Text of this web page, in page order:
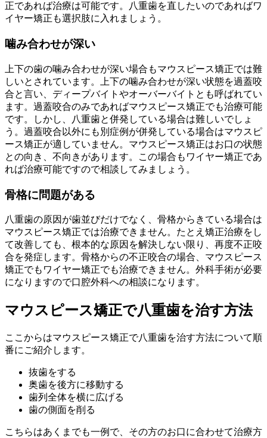
正であれば治療は可能です。八重歯を直したいのであればワ
イヤー矯正も選択肢に入れましょう。
噛み合わせが深い
上下の歯の噛み合わせが深い場合もマウスピース矯正では難
しいとされています。上下の噛み合わせが深い状態を過蓋咬
合と言い、ディープバイトやオーバーバイトとも呼ばれてい
ます。過蓋咬合のみであればマウスピース矯正でも治療可能
です。しかし、八重歯と併発している場合は難しいでしょ
う。過蓋咬合以外にも別症例が併発している場合はマウスピ
ース矯正が適していません。マウスピース矯正はお口の状態
との向き、不向きがあります。この場合もワイヤー矯正であ
れば治療可能ですので相談してみましょう。
骨格に問題がある
八重歯の原因が歯並びだけでなく、骨格からきている場合は
マウスピース矯正では治療できません。たとえ矯正治療をし
て改善しても、根本的な原因を解決しない限り、再度不正咬
合を発症します。骨格からの不正咬合の場合、マウスピース
矯正でもワイヤー矯正でも治療できません。外科手術が必要
になりますので口腔外科への相談になります。
マウスピース矯正で八重歯を治す方法
ここからはマウスピース矯正で八重歯を治す方法について順
番にご紹介します。
抜歯をする
奥歯を後方に移動する
歯列全体を横に広げる
歯の側面を削る
こちらはあくまでも一例で、その方のお口に合わせて治療方